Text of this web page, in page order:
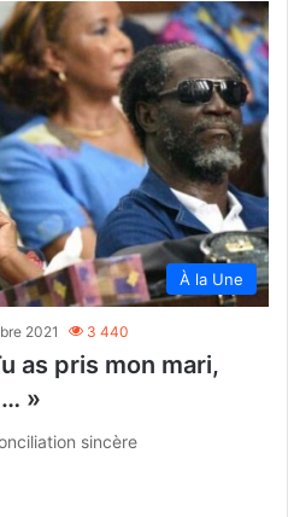
À la Une
2021 3 440
as pris mon mari,
»
sincère